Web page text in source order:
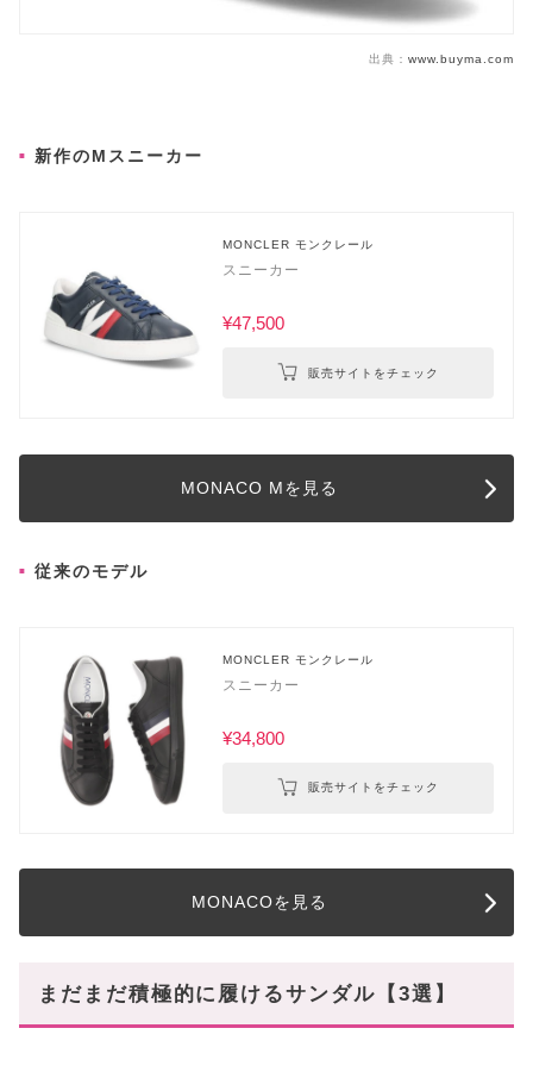
出典： www.buyma.com
新作のMスニーカー
MONCLER モンクレール
スニーカー
¥47,500
販売サイトをチェック
MONACO Mを見る
従来のモデル
MONCLER モンクレール
スニーカー
¥34,800
販売サイトをチェック
MONACOを見る
まだまだ積極的に履けるサンダル【3選】